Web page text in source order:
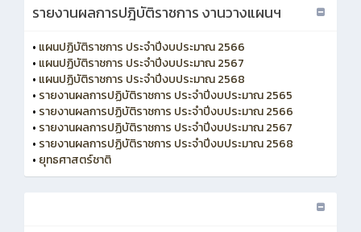
รายงานผลการปฎิบัติราชการ งานวางแผนฯ
• แผนปฏิบัติราชการ ประจำปีงบประมาณ 2566
• แผนปฏิบัติราชการ ประจำปีงบประมาณ 2567
• แผนปฏิบัติราชการ ประจำปีงบประมาณ 2568
• รายงานผลการปฏิบัติราชการ ประจำปีงบประมาณ 2565
• รายงานผลการปฏิบัติราชการ ประจำปีงบประมาณ 2566
• รายงานผลการปฏิบัติราชการ ประจำปีงบประมาณ 2567
• รายงานผลการปฏิบัติราชการ ประจำปีงบประมาณ 2568
• ยุทธศาสตร์ชาติ